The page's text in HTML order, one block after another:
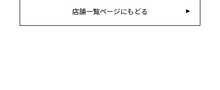
店舗一覧ページにもどる